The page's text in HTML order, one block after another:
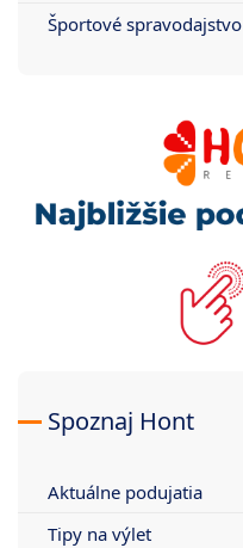
Športové spravodajstvo
Spoznaj Hont
Aktuálne podujatia
Tipy na výlet